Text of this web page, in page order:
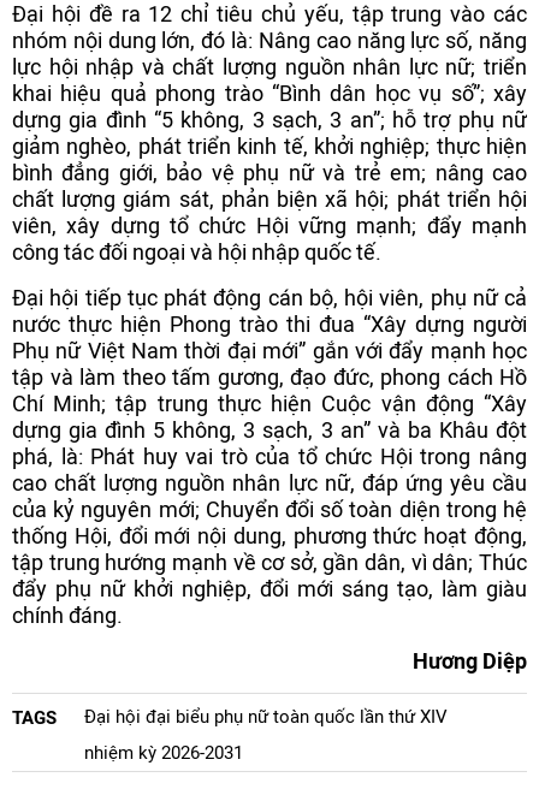
Đại hội đề ra 12 chỉ tiêu chủ yếu, tập trung vào các
nhóm nội dung lớn, đó là: Nâng cao năng lực số, năng
lực hội nhập và chất lượng nguồn nhân lực nữ; triển
khai hiệu quả phong trào “Bình dân học vụ số”; xây
dựng gia đình “5 không, 3 sạch, 3 an”; hỗ trợ phụ nữ
giảm nghèo, phát triển kinh tế, khởi nghiệp; thực hiện
bình đẳng giới, bảo vệ phụ nữ và trẻ em; nâng cao
chất lượng giám sát, phản biện xã hội; phát triển hội
viên, xây dựng tổ chức Hội vững mạnh; đẩy mạnh
công tác đối ngoại và hội nhập quốc tế.
Đại hội tiếp tục phát động cán bộ, hội viên, phụ nữ cả
nước thực hiện Phong trào thi đua “Xây dựng người
Phụ nữ Việt Nam thời đại mới” gắn với đẩy mạnh học
tập và làm theo tấm gương, đạo đức, phong cách Hồ
Chí Minh; tập trung thực hiện Cuộc vận động “Xây
dựng gia đình 5 không, 3 sạch, 3 an” và ba Khâu đột
phá, là: Phát huy vai trò của tổ chức Hội trong nâng
cao chất lượng nguồn nhân lực nữ, đáp ứng yêu cầu
của kỷ nguyên mới; Chuyển đổi số toàn diện trong hệ
thống Hội, đổi mới nội dung, phương thức hoạt động,
tập trung hướng mạnh về cơ sở, gần dân, vì dân; Thúc
đẩy phụ nữ khởi nghiệp, đổi mới sáng tạo, làm giàu
chính đáng.
Hương Diệp
TAGS
Đại hội đại biểu phụ nữ toàn quốc lần thứ XIV
nhiệm kỳ 2026-2031